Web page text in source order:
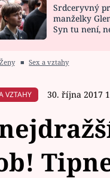
VAŘENÍ
Srdceryvný
manželky
Syn tu není,
■ Sex a vztahy
VZTAHY 30. října 2017